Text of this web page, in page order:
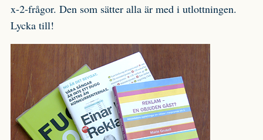
x-2-frågor. Den som sätter alla är med i utlottningen.
Lycka till!